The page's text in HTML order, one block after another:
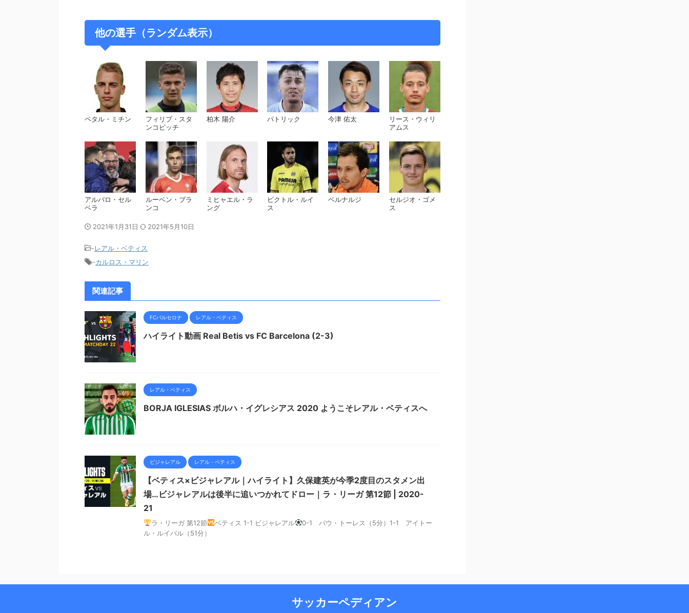
他の選手（ランダム表示）
ペタル・ミチン
フィリプ・スタ
ンコビッチ
柏木 陽介 パトリック 今津 佑太
リース・ウィリ
アムス
アルバロ・セル
ベラ
ルーベン・ブラ
ンコ
ミヒャエル・ラ
ング
ビクトル・ルイ
ス
ベルナルジ
セルジオ・ゴメ
ス
2021年1月31日 2021年5月10日
-レアル・ベティス
-カルロス・マリン
関連記事
FCバルセロナ レアル・ベティス
ハイライト動画 Real Betis vs FC Barcelona (2-3)
レアル・ベティス
BORJA IGLESIAS ボルハ・イグレシアス 2020 ようこそレアル・ベティスへ
ビジャレアル レアル・ベティス
【ベティス×ビジャレアル｜ハイライト】久保建英が今季2度目のスタメン出
場…ビジャレアルは後半に追いつかれてドロー｜ラ・リーガ 第12節 | 2020-
21
ラ・リーガ 第12節 ベティス 1-1 ビジャレアル
0-1 パウ・トーレス（5分）1-1 アイトー
ル・ルイバル（51分）
サッカーペディアン